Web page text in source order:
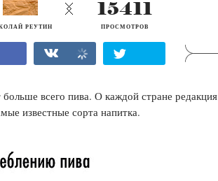
РЕУТИН
15411
ПРОСМОТРОВ
всего пива. О каждой стране редакция
известные сорта напитка.